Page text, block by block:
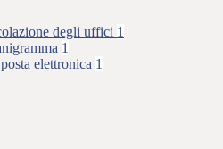
degli uffici 1
1
elettronica 1